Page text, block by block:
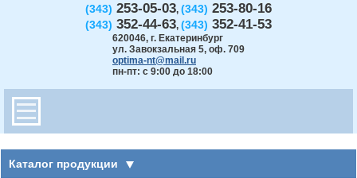
(343) 253-05-03, (343) 253-80-16
(343) 352-44-63, (343) 352-41-53
620046, г. Екатеринбург
ул. Завокзальная 5, оф. 709
optima-nt@mail.ru
пн-пт: с 9:00 до 18:00
Каталог продукции